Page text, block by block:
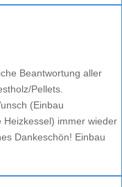
Beantwortung aller
Pellets.
(Einbau
immer wieder
Dankeschön! Einbau